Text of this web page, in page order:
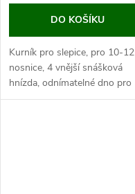
DO KOŠÍKU
Kurník pro slepice, pro 10-12
nosnice, 4 vnější snášková
hnízda, odnímatelné dno pro
snadné čištění, rozměry: